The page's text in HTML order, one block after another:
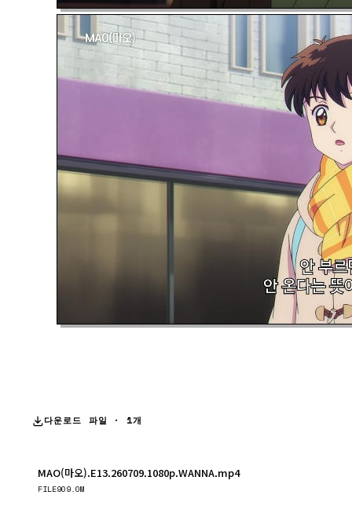
다운로드 파일 · 1개
MAO(마오).E13.260709.1080p.WANNA.mp4
FILE909.0M